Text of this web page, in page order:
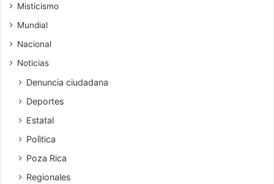
Misticismo
Mundial
Nacional
Noticias
Denuncia ciudadana
Deportes
Estatal
Polìtica
Poza Rica
Regionales